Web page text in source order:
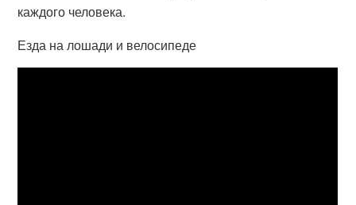
каждого человека.
Езда на лошади и велосипеде